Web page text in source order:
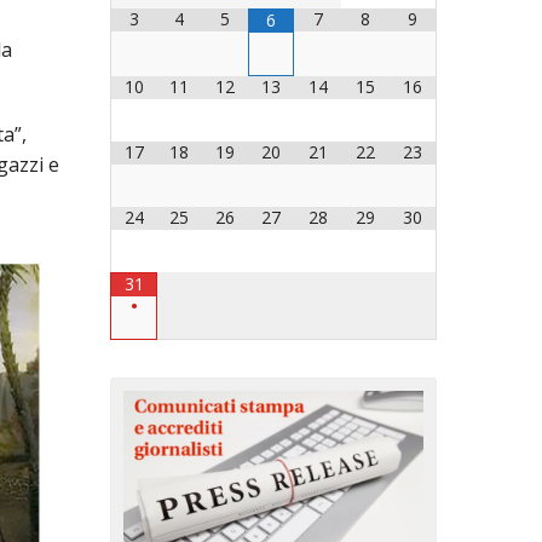
DIOCESANA
e
3 4 5 6 7 8 9
10 11 12 13 14 15 16
17 18 19 20 21 22 23
24 25 26 27 28 29 30
31
•